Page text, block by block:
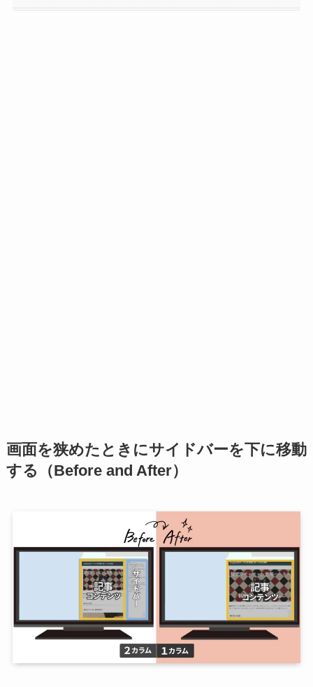
画面を狭めたときにサイドバーを下に移動
する（Before and After）